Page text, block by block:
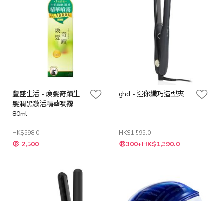
豐盛生活 - 煥髮奇蹟生
髮潤黑激活精華噴霧
80ml
HK$598.0
特
殊 2,500
ghd - 迷你纖巧造型夾
HK$1,595.0
特
殊 300+HK$1,390.0